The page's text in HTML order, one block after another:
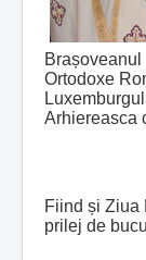
Ortodoxe
Arhiereasca
Fiind și Ziua
prilej de